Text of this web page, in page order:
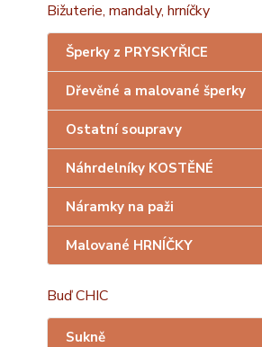
Bižuterie, mandaly, hrníčky
Šperky z PRYSKYŘICE
Dřevěné a malované šperky
Ostatní soupravy
Náhrdelníky KOSTĚNÉ
Náramky na paži
Malované HRNÍČKY
Buď CHIC
Sukně